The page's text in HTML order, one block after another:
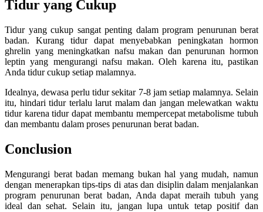
Tidur yang Cukup
Tidur yang cukup sangat penting dalam program penurunan berat
badan. Kurang tidur dapat menyebabkan peningkatan hormon
ghrelin yang meningkatkan nafsu makan dan penurunan hormon
leptin yang mengurangi nafsu makan. Oleh karena itu, pastikan
Anda tidur cukup setiap malamnya.
Idealnya, dewasa perlu tidur sekitar 7-8 jam setiap malamnya. Selain
itu, hindari tidur terlalu larut malam dan jangan melewatkan waktu
tidur karena tidur dapat membantu mempercepat metabolisme tubuh
dan membantu dalam proses penurunan berat badan.
Conclusion
Mengurangi berat badan memang bukan hal yang mudah, namun
dengan menerapkan tips-tips di atas dan disiplin dalam menjalankan
program penurunan berat badan, Anda dapat meraih tubuh yang
ideal dan sehat. Selain itu, jangan lupa untuk tetap positif dan